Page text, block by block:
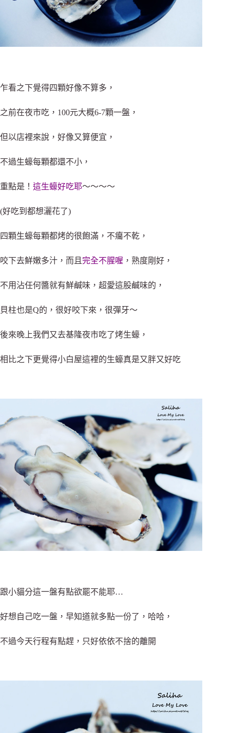
乍看之下覺得四顆好像不算多，
之前在夜市吃，100元大概6-7顆一盤，
但以店裡來說，好像又算便宜，
不過生蠔每顆都還不小，
重點是！ 這生蠔好吃耶～～～～
(好吃到都想灑花了)
四顆生蠔每顆都烤的很飽滿，不癟不乾，
咬下去鮮嫩多汁，而且 完全不腥喔 ，熟度剛好，
不用沾任何醬就有鮮鹹味，超愛這股鹹味的，
貝柱也是Q的，很好咬下來，很彈牙～
後來晚上我們又去基隆夜市吃了烤生蠔，
相比之下更覺得小白屋這裡的生蠔真是又胖又好吃
跟小貓分這一盤有點欲罷不能耶…
好想自己吃一盤，早知道就多點一份了，哈哈，
不過今天行程有點趕，只好依依不捨的離開